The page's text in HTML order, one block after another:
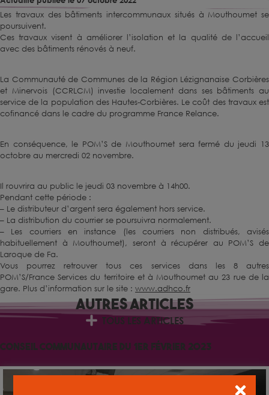
Les travaux des bâtiments intercommunaux situés à Mouthoumet se
poursuivent.
Ces travaux visent à améliorer l’isolation et la qualité de l’accueil
avec des bâtiments rénovés à neuf.
La Communauté de Communes de la Région Lézignanaise Corbières
et Minervois (CCRLCM) investie localement dans ses bâtiments au
service de la population des Hautes-Corbières. Le coût des travaux est
cofinancé dans le cadre du programme France Relance.
En conséquence, le POM’S de Mouthoumet sera fermé du jeudi 13
octobre au mercredi 02 novembre.
Il rouvrira au public le jeudi 03 novembre à 14h00.
Pendant cette période :
– Le distributeur d’argent sera également hors service.
– La distribution du courrier se poursuivra normalement.
– Les courriers en instance (les courriers non distribués, avisés
habituellement à Mouthoumet), seront à récupérer au POM’S de
Laroque de Fa.
Vous pourrez retrouver tous ces services dans les 8 autres
POM’S/France Services du territoire et à Mouthoumet au 23 rue de la
gare. Plus d’information sur le site : www.adhco.fr
AutresArticles
TOUS LES ARTICLES
Conseil communautaire du 1er février 2023